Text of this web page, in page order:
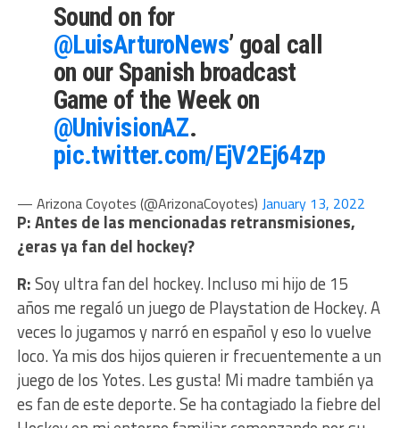
Sound on for
@LuisArturoNews’ goal call
on our Spanish broadcast
Game of the Week on
@UnivisionAZ.
pic.twitter.com/EjV2Ej64zp
— Arizona Coyotes (@ArizonaCoyotes) January 13, 2022
P: Antes de las mencionadas retransmisiones,
¿eras ya fan del hockey?
R:Soy ultra fan del hockey. Incluso mi hijo de 15
años me regaló un juego de Playstation de Hockey. A
veces lo jugamos y narró en español y eso lo vuelve
loco. Ya mis dos hijos quieren ir frecuentemente a un
juego de los Yotes. Les gusta! Mi madre también ya
es fan de este deporte. Se ha contagiado la fiebre del